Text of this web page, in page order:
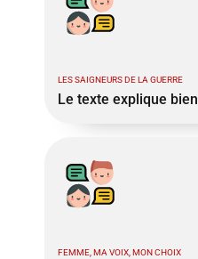
LES SAIGNEURS DE LA GUERRE
Le texte explique bien
FEMME, MA VOIX, MON CHOIX